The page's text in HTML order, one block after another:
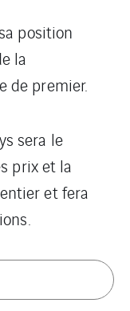
position
la
de premier.
sera le
prix et la
et fera